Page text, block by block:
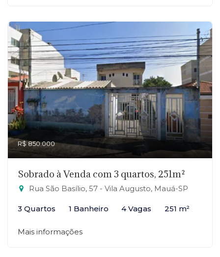
R$ 850.000
Sobrado à Venda com 3 quartos, 251m²
Rua São Basílio, 57 - Vila Augusto, Mauá-SP
3 Quartos 1 Banheiro 4 Vagas 251 m²
Mais informações